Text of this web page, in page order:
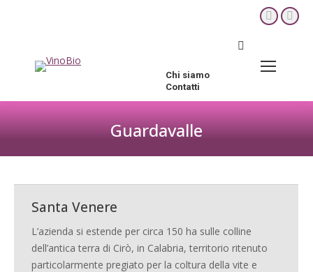
YouTube
in
window
Cerca:
Chi siamo
Contatti
Guardavalle
Santa Venere
L’azienda si estende per circa 150 ha sulle colline
dell’antica terra di Cirò, in Calabria, territorio ritenuto
particolarmente pregiato per la coltura della vite e